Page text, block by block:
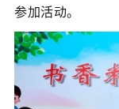
参加活动。